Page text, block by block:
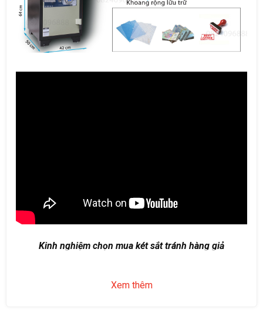
Kinh nghiệm chọn mua két sắt tránh hàng giả
Xem thêm